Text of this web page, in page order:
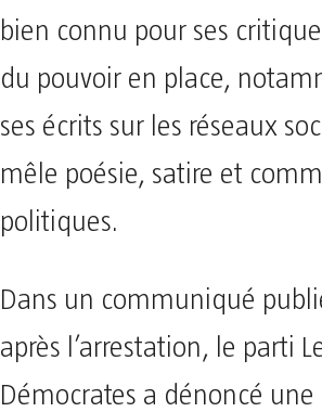
bien connu pour ses
du pouvoir en place,
ses écrits sur les réseaux
mêle poésie, satire et
politiques.
Dans un communiqué
après l’arrestation, le parti
Démocrates a dénoncé une